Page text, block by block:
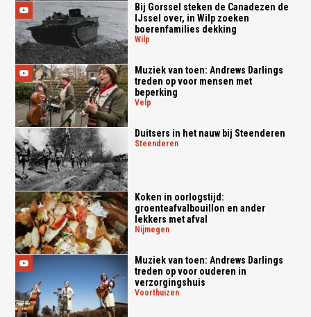
Bij Gorssel steken de Canadezen de
IJssel over, in Wilp zoeken
boerenfamilies dekking
wilp
Muziek van toen: Andrews Darlings
treden op voor mensen met
beperking
velp
Duitsers in het nauw bij Steenderen
steenderen
Koken in oorlogstijd:
groenteafvalbouillon en ander
lekkers met afval
nijmegen
Muziek van toen: Andrews Darlings
treden op voor ouderen in
verzorgingshuis
voorthuizen